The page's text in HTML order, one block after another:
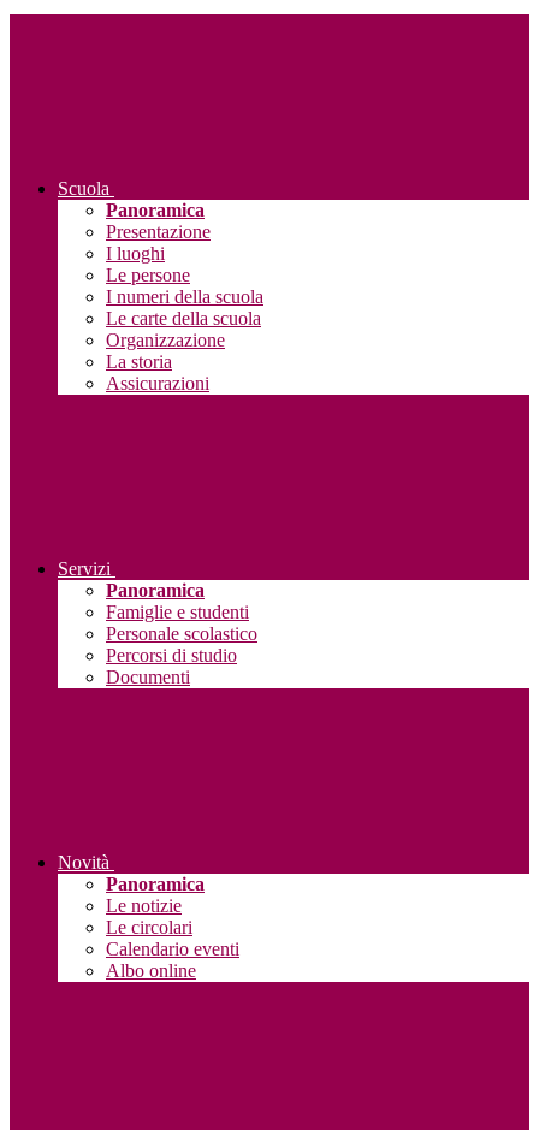
Scuola
Panoramica
Presentazione
I luoghi
Le persone
I numeri della scuola
Le carte della scuola
Organizzazione
La storia
Assicurazioni
Servizi
Panoramica
Famiglie e studenti
Personale scolastico
Percorsi di studio
Documenti
Novità
Panoramica
Le notizie
Le circolari
Calendario eventi
Albo online